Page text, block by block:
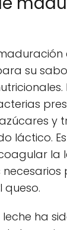
su
y
láctico.
la
queso.
leche ha